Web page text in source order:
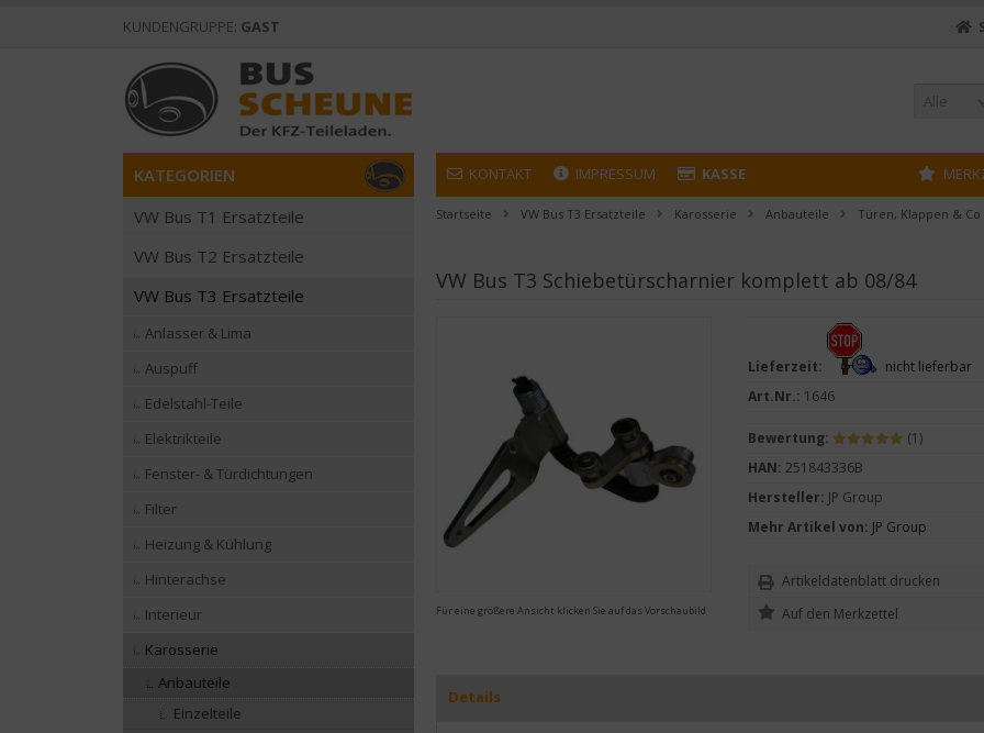
KUNDENGRUPPE: GAST
Alle
KONTAKT IMPRESSUM KASSE
Startseite VW Bus T3 Ersatzteile Karosserie Anbauteile Türen, Klappen & Co
VW Bus T3 Schiebetürscharnier komplett ab 08/84
Für eine größere Ansicht klicken Sie auf das Vorschaubild
Lieferzeit:
nicht lieferbar
Art.Nr.: 1646
Bewertung:
(1)
HAN: 251843336B
Hersteller: JP Group
Mehr Artikel von: JP Group
Artikeldatenblatt drucken
Details
KATEGORIEN
VW Bus T1 Ersatzteile
VW Bus T2 Ersatzteile
VW Bus T3 Ersatzteile
Anlasser & Lima
Auspuff
Edelstahl-Teile
Elektrikteile
Fenster- & Türdichtungen
Filter
Heizung & Kühlung
Hinterachse
Interieur
Karosserie
Anbauteile
Einzelteile